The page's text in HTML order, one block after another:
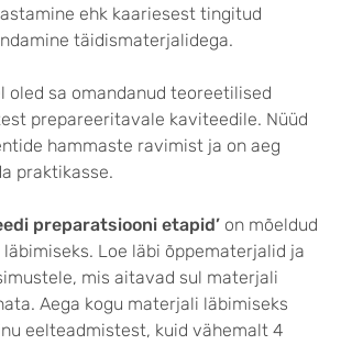
ehk kaariesest tingitud
täidismaterjalidega.
oled sa omandanud teoreetilised
prepareeritavale kaviteedile. Nüüd
hammaste ravimist ja on aeg
praktikasse.
preparatsiooni etapid’ on mõeldud
Loe läbi õppematerjalid ja
mis aitavad sul materjali
Aega kogu materjali läbimiseks
eelteadmistest, kuid vähemalt 4